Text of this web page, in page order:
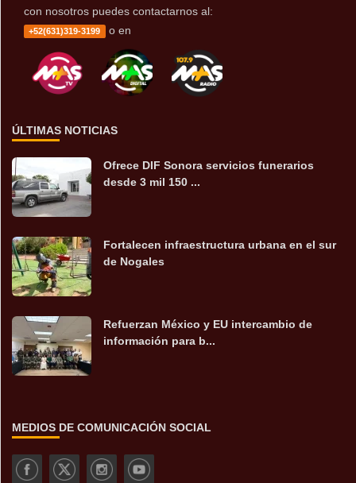
con nosotros puedes contactarnos al:
+52(631)319-3199 o en
ÚLTIMAS NOTICIAS
Ofrece DIF Sonora servicios funerarios
desde 3 mil 150 ...
Fortalecen infraestructura urbana en el sur
de Nogales
Refuerzan México y EU intercambio de
información para b...
MEDIOS DE COMUNICACIÓN SOCIAL